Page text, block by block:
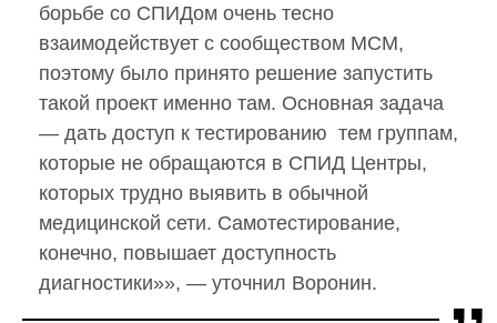
борьбе со СПИДом очень тесно
взаимодействует с сообществом МСМ,
поэтому было принято решение запустить
такой проект именно там. Основная задача
— дать доступ к тестированию тем группам,
которые не обращаются в СПИД Центры,
которых трудно выявить в обычной
медицинской сети. Самотестирование,
конечно, повышает доступность
диагностики»», — уточнил Воронин.